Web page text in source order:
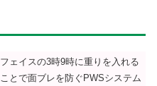
フェイスの3時9時に重りを入れる
ことで面ブレを防ぐPWSシステム